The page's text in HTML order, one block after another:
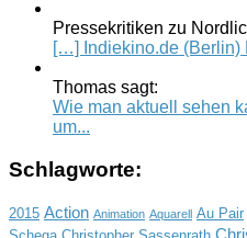
Pressekritiken zu
[…] Indiekino.de (Berlin)
Thomas sagt:
Wie man aktuell sehen
um...
Schlagworte:
2015 Action Animation Aquarell Au Pair